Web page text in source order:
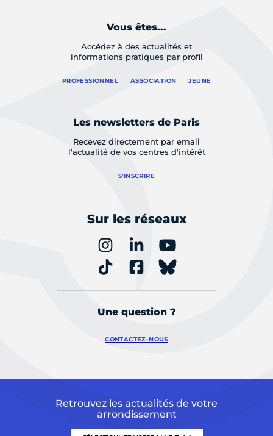
Vous êtes...
Accédez à des actualités et
informations pratiques par profil
PROFESSIONNEL ASSOCIATION JEUNE
Les newsletters de Paris
Recevez directement par email
l'actualité de vos centres d'intérêt
S'INSCRIRE
Sur les réseaux
Une question ?
CONTACTEZ-NOUS
Retrouvez les actualités de votre
arrondissement